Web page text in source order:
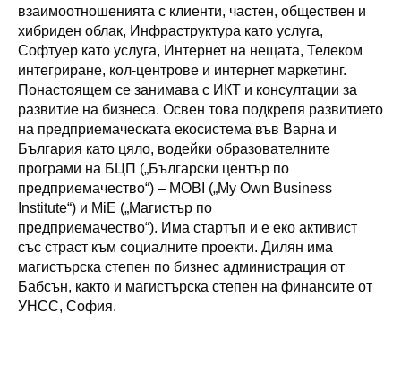
взаимоотношенията с клиенти, частен, обществен и
хибриден облак, Инфраструктура като услуга,
Софтуер като услуга, Интернет на нещата, Телеком
интегриране, кол-центрове и интернет маркетинг.
Понастоящем се занимава с ИКТ и консултации за
развитие на бизнеса. Освен това подкрепя развитието
на предприемаческата екосистема във Варна и
България като цяло, водейки образователните
програми на БЦП („Български център по
предприемачество“) – MOBI („My Own Business
Institute“) и MiE („Магистър по
предприемачество“). Има стартъп и е еко активист
със страст към социалните проекти. Дилян има
магистърска степен по бизнес администрация от
Бабсън, както и магистърска степен на финансите от
УНСС, София.